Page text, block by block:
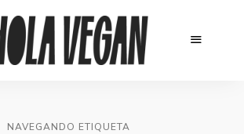
NAVEGANDO ETIQUETA